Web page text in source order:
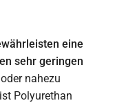
eine
sehr geringen
nahezu
Polyurethan